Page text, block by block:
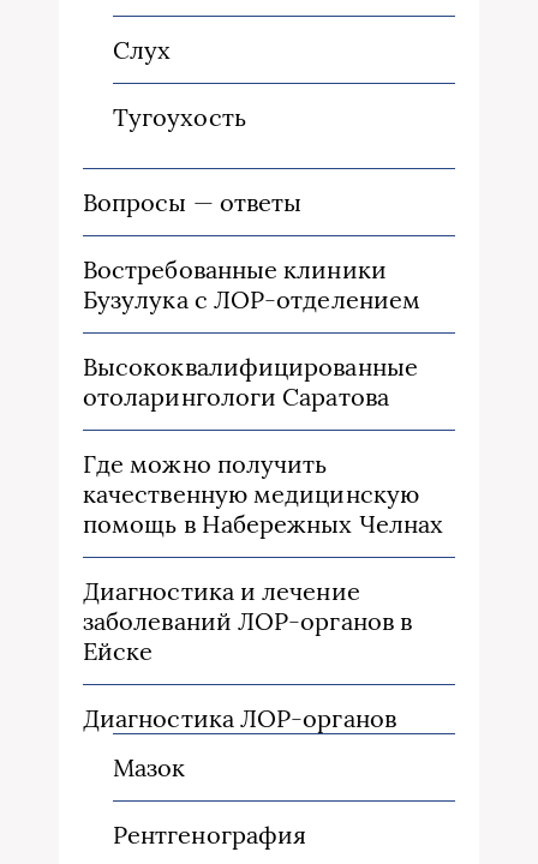
Слух
Тугоухость
Вопросы — ответы
Востребованные клиники
Бузулука с ЛОР-отделением
Высококвалифицированные
отоларингологи Саратова
Где можно получить
качественную медицинскую
помощь в Набережных Челнах
Диагностика и лечение
заболеваний ЛОР-органов в
Ейске
Диагностика ЛОР-органов
Мазок
Рентгенография